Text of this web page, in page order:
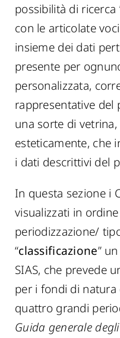
possibilità di ricerca
con le articolate
insieme dei dati
presente per
personalizzata,
rappresentative del
una sorte di
esteticamente, che
i dati descrittivi del
In questa sezione i
visualizzati in
periodizzazione/
“classificazione”
SIAS, che prevede
per i fondi di
quattro grandi
Guida generale